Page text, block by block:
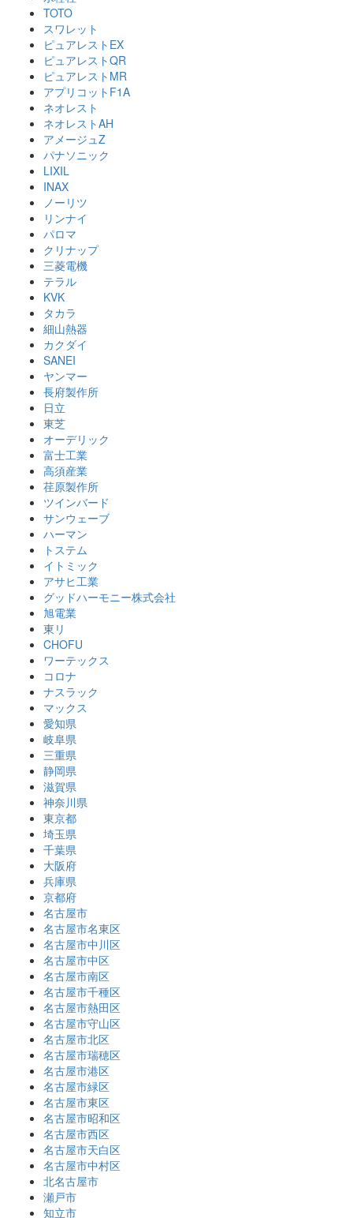
TOTO
スワレット
ピュアレストEX
ピュアレストQR
ピュアレストMR
アプリコットF1A
ネオレスト
ネオレストAH
アメージュZ
パナソニック
LIXIL
INAX
ノーリツ
リンナイ
パロマ
クリナップ
三菱電機
テラル
KVK
タカラ
細山熱器
カクダイ
SANEI
ヤンマー
長府製作所
日立
東芝
オーデリック
富士工業
高須産業
荏原製作所
ツインバード
サンウェーブ
ハーマン
トステム
イトミック
アサヒ工業
グッドハーモニー株式会社
旭電業
東リ
CHOFU
ワーテックス
コロナ
ナスラック
マックス
愛知県
岐阜県
三重県
静岡県
滋賀県
神奈川県
東京都
埼玉県
千葉県
大阪府
兵庫県
京都府
名古屋市
名古屋市名東区
名古屋市中川区
名古屋市中区
名古屋市南区
名古屋市千種区
名古屋市熱田区
名古屋市守山区
名古屋市北区
名古屋市瑞穂区
名古屋市港区
名古屋市緑区
名古屋市東区
名古屋市昭和区
名古屋市西区
名古屋市天白区
名古屋市中村区
北名古屋市
瀬戸市
知立市